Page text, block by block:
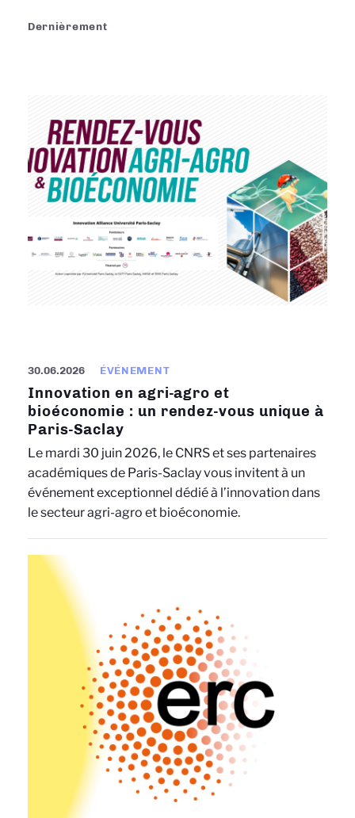
Dernièrement
30.06.2026 ÉVÉNEMENT
Innovation en agri-agro et
bioéconomie : un rendez-vous unique à
Paris-Saclay
Le mardi 30 juin 2026, le CNRS et ses partenaires
académiques de Paris-Saclay vous invitent à un
événement exceptionnel dédié à l’innovation dans
le secteur agri-agro et bioéconomie.